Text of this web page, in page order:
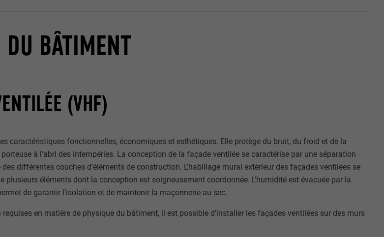
BÂTIMENT
(VHF)
caractéristiques fonctionnelles, économiques et esthétiques. Elle protège du bruit, du froid et de la
à l’abri des intempéries. La conception de la façade ventilée se caractérise par une séparation
différentes couches d’éléments de construction. L’habillage mural extérieur des façades ventilées se
plusieurs éléments dont la conception est soigneusement coordonnée. L’humidité est évacuée par la
de garantir l’isolation et de maintenir la maçonnerie au sec.
en matière de physique du bâtiment, il est possible d’installer les façades ventilées sur des murs